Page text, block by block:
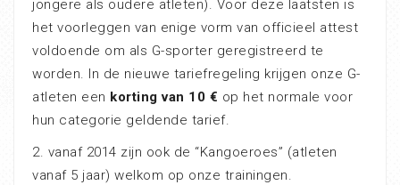
jongere als oudere atleten). Voor deze laatsten is
het voorleggen van enige vorm van officieel attest
voldoende om als G-sporter geregistreerd te
worden. In de nieuwe tariefregeling krijgen onze G-
atleten een korting van 10 € op het normale voor
hun categorie geldende tarief.
2. vanaf 2014 zijn ook de “Kangoeroes” (atleten
vanaf 5 jaar) welkom op onze trainingen.